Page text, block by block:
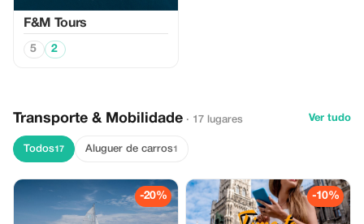
F&M Tours
5 2
Transporte & Mobilidade · 17 lugares Ver tudo
Todos17 Aluguer de carros1
-20% -10%